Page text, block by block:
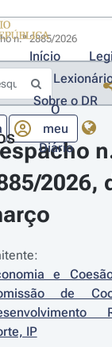
Início
Sobre o DR
O
meu
Diário
2026,
e
de
IP